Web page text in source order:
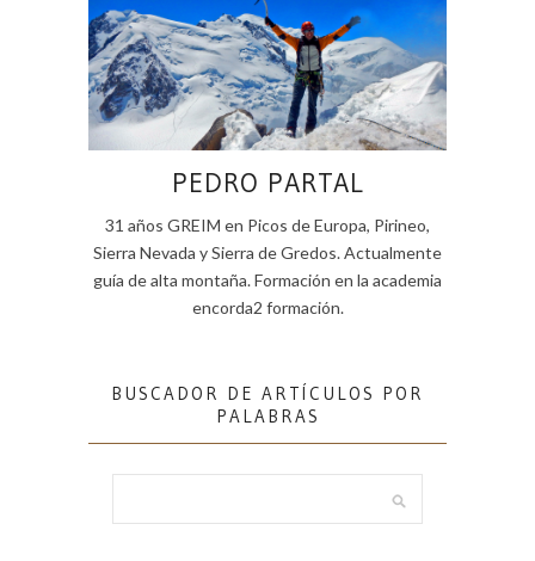
PEDRO PARTAL
31 años GREIM en Picos de Europa, Pirineo,
Sierra Nevada y Sierra de Gredos. Actualmente
guía de alta montaña. Formación en la academia
encorda2 formación.
BUSCADOR DE ARTÍCULOS POR
PALABRAS